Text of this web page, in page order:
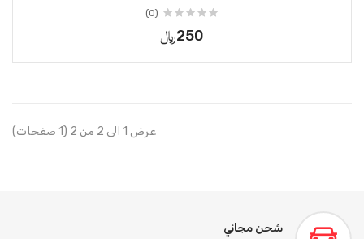
(0)
250﷼
عرض 1 الى 2 من 2 (1 صفحات)
شحن مجاني